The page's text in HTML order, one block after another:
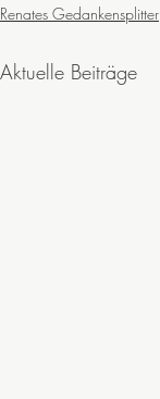
Renates Gedankensplitter
Aktuelle Beiträge